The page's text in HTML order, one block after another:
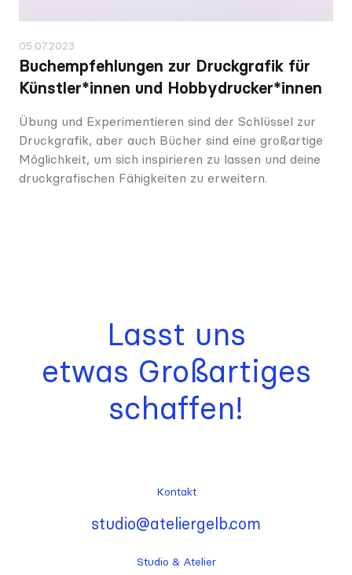
05.07.2023
Buchempfehlungen zur Druckgrafik für
Künstler*innen und Hobbydrucker*innen
Übung und Experimentieren sind der Schlüssel zur
Druckgrafik, aber auch Bücher sind eine großartige
Möglichkeit, um sich inspirieren zu lassen und deine
druckgrafischen Fähigkeiten zu erweitern.
Lasst uns
etwas Großartiges
schaffen!
Kontakt
studio@ateliergelb.com
Studio & Atelier